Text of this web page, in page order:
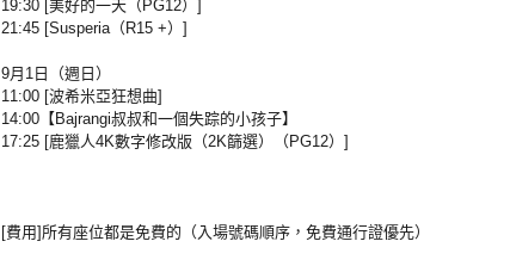
19:30 [美好的一天（PG12）]
21:45 [Susperia（R15 +）]
9月1日（週日）
11:00 [波希米亞狂想曲]
14:00【Bajrangi叔叔和一個失踪的小孩子】
17:25 [鹿獵人4K數字修改版（2K篩選）（PG12）]
[費用]所有座位都是免費的（入場號碼順序，免費通行證優先）